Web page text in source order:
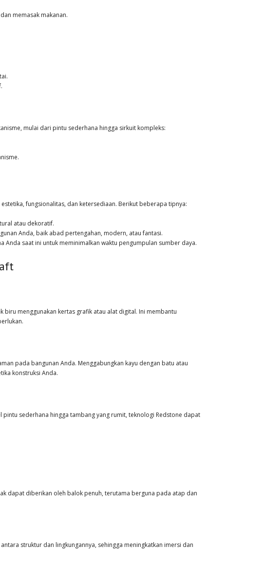
memasak makanan.
mulai dari pintu sederhana hingga sirkuit kompleks:
fungsionalitas, dan ketersediaan. Berikut beberapa tipnya:
atau dekoratif.
Anda, baik abad pertengahan, modern, atau fantasi.
Anda saat ini untuk meminimalkan waktu pengumpulan sumber daya.
biru menggunakan kertas grafik atau alat digital. Ini membantu
pada bangunan Anda. Menggabungkan kayu dengan batu atau
konstruksi Anda.
sederhana hingga tambang yang rumit, teknologi Redstone dapat
dapat diberikan oleh balok penuh, terutama berguna pada atap dan
struktur dan lingkungannya, sehingga meningkatkan imersi dan